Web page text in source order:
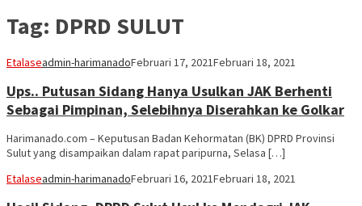
Tag: DPRD SULUT
Etalaseadmin-harimanadoFebruari 17, 2021Februari 18, 2021
Ups.. Putusan Sidang Hanya Usulkan JAK Berhenti
Sebagai Pimpinan, Selebihnya Diserahkan ke Golkar
Harimanado.com – Keputusan Badan Kehormatan (BK) DPRD Provinsi
Sulut yang disampaikan dalam rapat paripurna, Selasa […]
Etalaseadmin-harimanadoFebruari 16, 2021Februari 18, 2021